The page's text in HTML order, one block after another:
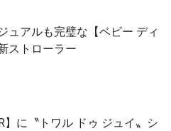
ュアルも完璧な【ベビー ディ
ストローラー
】に〝トワル ドゥ ジュイ〟シ